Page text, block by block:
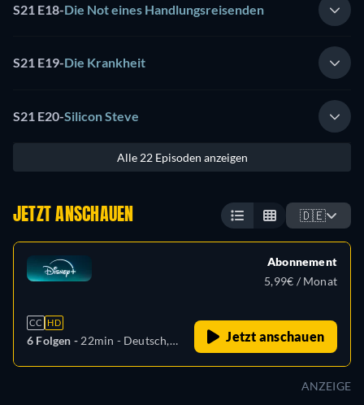
S21 E18-Die Not eines Handlungsreisenden
S21 E19-Die Krankheit
S21 E20-Silicon Steve
Alle 22 Episoden anzeigen
JETZT ANSCHAUEN 🇩🇪
CC HD
6 Folgen - 22min - Deutsch,
Abonnement
5,99€ / Monat
Jetzt anschauen
ANZEIGE